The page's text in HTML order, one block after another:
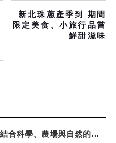
新北珠蔥產季到 期間
限定美食、小旅行品嘗
鮮甜滋味
嘉義鹿草夏日探索趣！結合科學、農場與自然的親子小旅行